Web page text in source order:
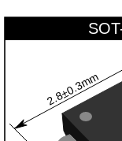
2.8±0.3mm